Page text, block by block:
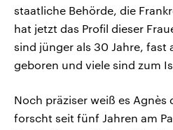
staatliche Behörde, die
hat jetzt das Profil dieser
sind jünger als 30 Jahre, fast
geboren und viele sind zum
Noch präziser weiß es Agnès
forscht seit fünf Jahren am